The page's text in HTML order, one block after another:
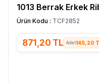
1013 Berrak Erkek
Ürün Kodu : TCF2852
871,20 TL 145,20